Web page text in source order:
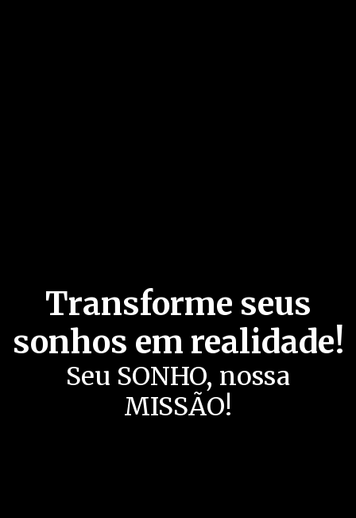
Transforme seus
sonhos em realidade!
Seu SONHO, nossa
MISSÃO!